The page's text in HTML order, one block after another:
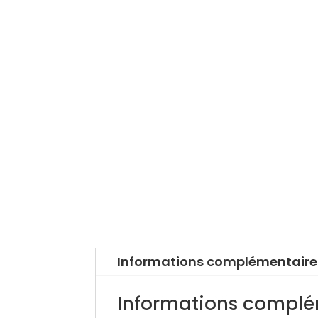
Informations
Informations